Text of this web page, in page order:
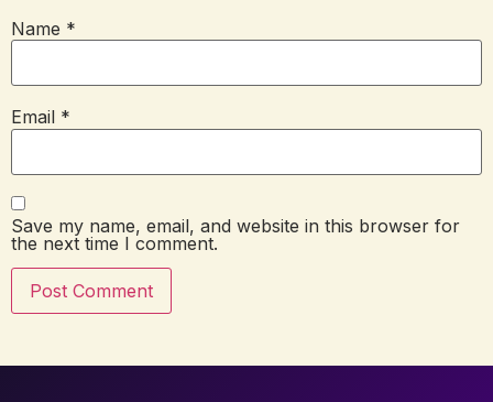
Name *
Email *
Save my name, email, and website in this browser for
the next time I comment.